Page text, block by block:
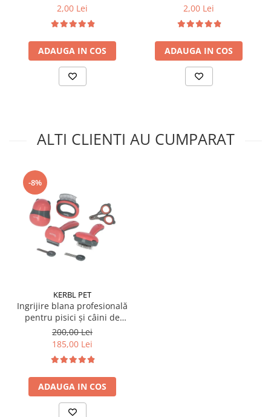
2,00 Lei
ADAUGA IN COS
2,00 Lei
ADAUGA IN COS
ALTI CLIENTI AU CUMPARAT
-8%
KERBL PET
Ingrijire blana profesională
pentru pisici și câini de
talie mică 7 piese
200,00 Lei
185,00 Lei
ADAUGA IN COS